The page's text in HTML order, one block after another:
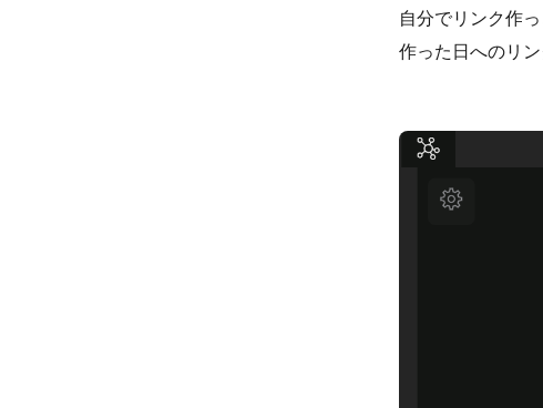
自分でリンク作
作った日へのリ